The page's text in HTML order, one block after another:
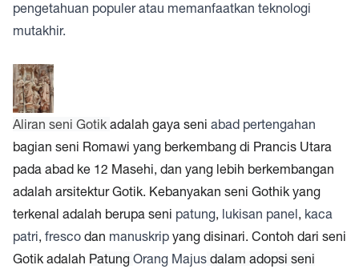
pengetahuan populer atau memanfaatkan teknologi
mutakhir.
Aliran seni Gotik adalah gaya seni abad pertengahan
bagian seni Romawi yang berkembang di Prancis Utara
pada abad ke 12 Masehi, dan yang lebih berkembangan
adalah arsitektur Gotik. Kebanyakan seni Gothik yang
terkenal adalah berupa seni patung, lukisan panel, kaca
patri, fresco dan manuskrip yang disinari. Contoh dari seni
Gotik adalah Patung Orang Majus dalam adopsi seni